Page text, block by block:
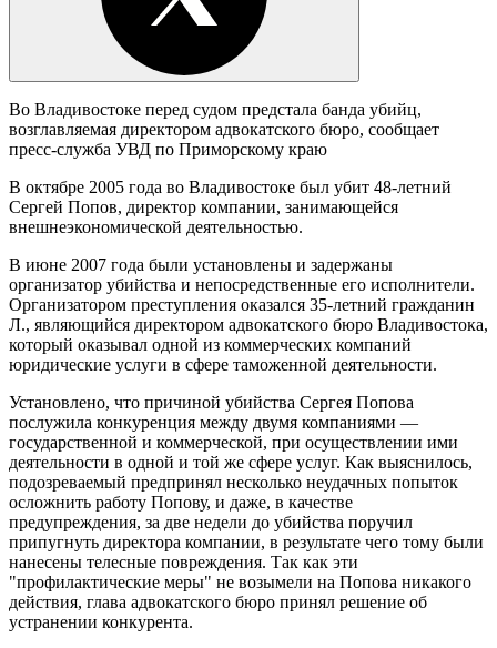
Во Владивостоке перед судом предстала банда убийц,
возглавляемая директором адвокатского бюро, сообщает
пресс-служба УВД по Приморскому краю
В октябре 2005 года во Владивостоке был убит 48-летний
Сергей Попов, директор компании, занимающейся
внешнеэкономической деятельностью.
В июне 2007 года были установлены и задержаны
организатор убийства и непосредственные его исполнители.
Организатором преступления оказался 35-летний гражданин
Л., являющийся директором адвокатского бюро Владивостока,
который оказывал одной из коммерческих компаний
юридические услуги в сфере таможенной деятельности.
Установлено, что причиной убийства Сергея Попова
послужила конкуренция между двумя компаниями —
государственной и коммерческой, при осуществлении ими
деятельности в одной и той же сфере услуг. Как выяснилось,
подозреваемый предпринял несколько неудачных попыток
осложнить работу Попову, и даже, в качестве
предупреждения, за две недели до убийства поручил
припугнуть директора компании, в результате чего тому были
нанесены телесные повреждения. Так как эти
"профилактические меры" не возымели на Попова никакого
действия, глава адвокатского бюро принял решение об
устранении конкурента.